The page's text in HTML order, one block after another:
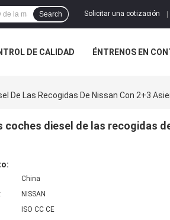
Solicitar una cotización
Search
DE CALIDAD ÉNTRENOS EN
De Las Recogidas De Nissan Con 2+3
coches diesel de las recogidas
China
NISSAN
ISO CC CE